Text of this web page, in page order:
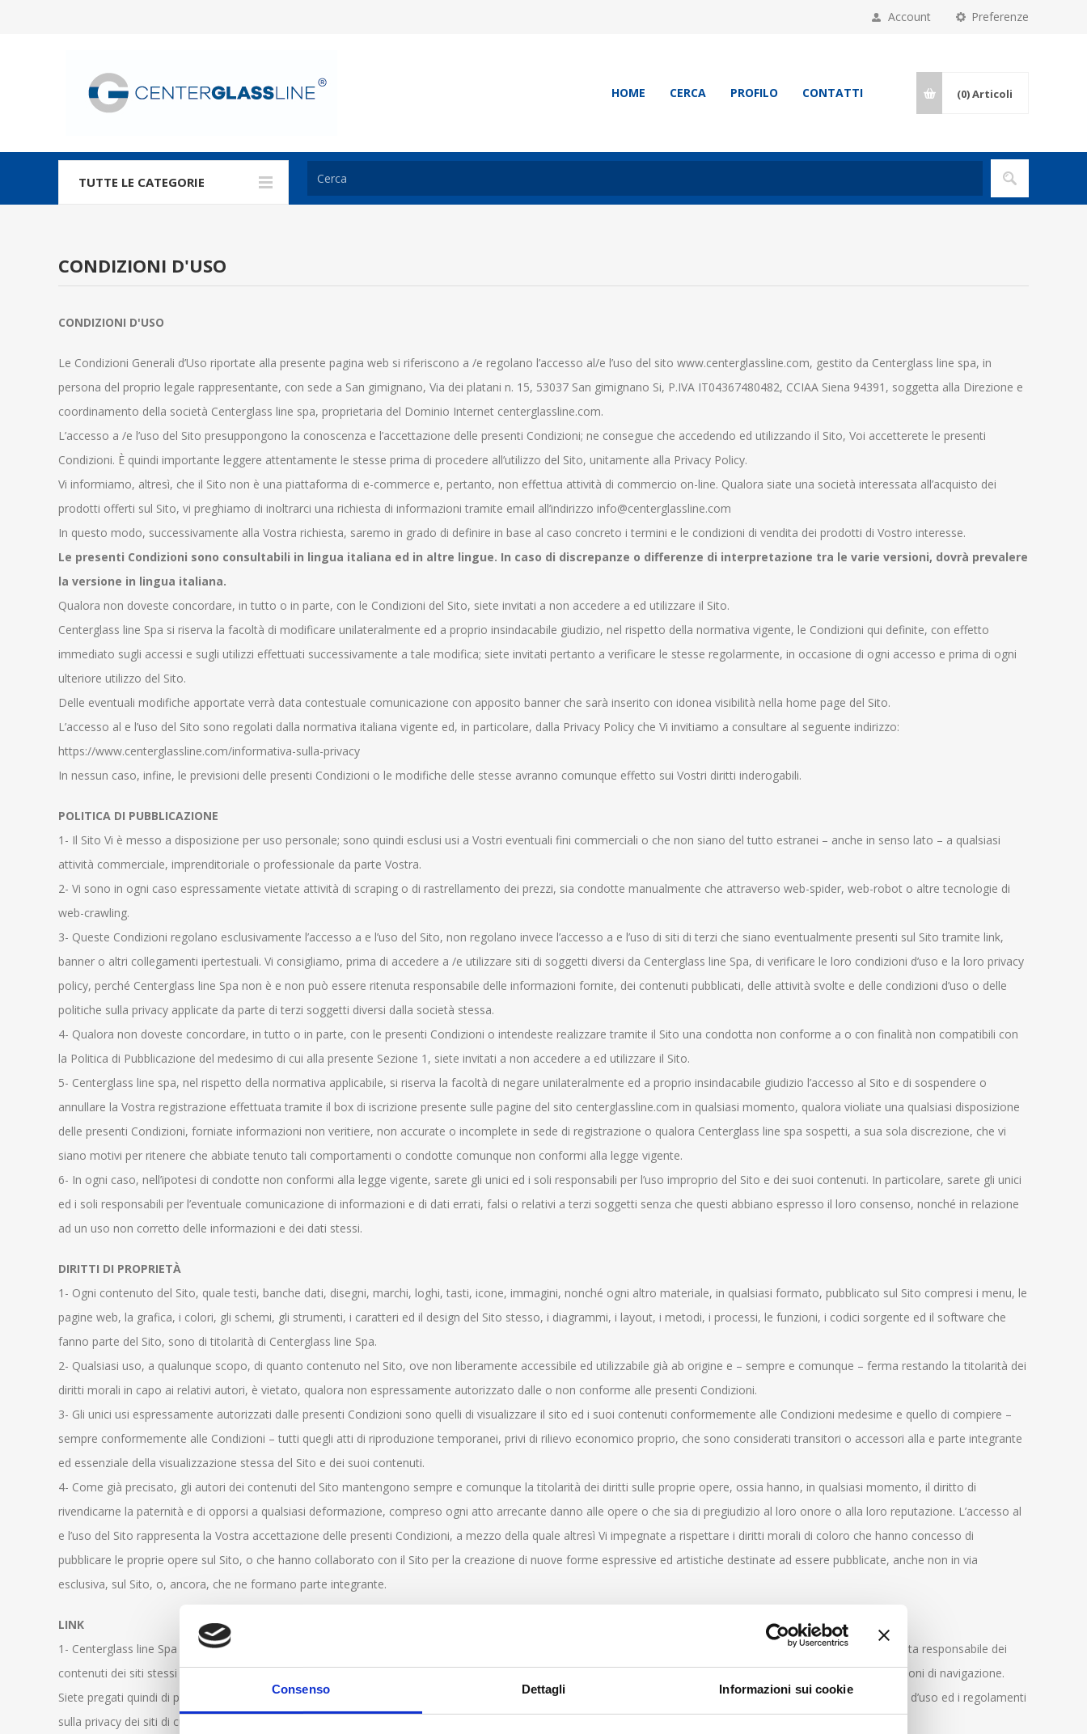
Consenso Dettagli Informazioni sui cookie
Preferenze
Account
HOME CERCA PROFILO CONTATTI (0)Articoli
TUTTE LE CATEGORIE
CONDIZIONI D'USO
CONDIZIONI D'USO
Le Condizioni Generali d’Uso riportate alla presente pagina web si riferiscono a /e regolano l’accesso al/e l’uso del sito www.centerglassline.com, gestito da Centerglass line spa, in
persona del proprio legale rappresentante, con sede a San gimignano, Via dei platani n. 15, 53037 San gimignano Si, P.IVA IT04367480482, CCIAA Siena 94391, soggetta alla Direzione e
coordinamento della società Centerglass line spa, proprietaria del Dominio Internet centerglassline.com.
L’accesso a /e l’uso del Sito presuppongono la conoscenza e l’accettazione delle presenti Condizioni; ne consegue che accedendo ed utilizzando il Sito, Voi accetterete le presenti
Condizioni. È quindi importante leggere attentamente le stesse prima di procedere all’utilizzo del Sito, unitamente alla Privacy Policy.
Vi informiamo, altresì, che il Sito non è una piattaforma di e-commerce e, pertanto, non effettua attività di commercio on-line. Qualora siate una società interessata all’acquisto dei
prodotti offerti sul Sito, vi preghiamo di inoltrarci una richiesta di informazioni tramite email all’indirizzo info@centerglassline.com
In questo modo, successivamente alla Vostra richiesta, saremo in grado di definire in base al caso concreto i termini e le condizioni di vendita dei prodotti di Vostro interesse.
Le presenti Condizioni sono consultabili in lingua italiana ed in altre lingue. In caso di discrepanze o differenze di interpretazione tra le varie versioni, dovrà prevalere
la versione in lingua italiana.
Qualora non doveste concordare, in tutto o in parte, con le Condizioni del Sito, siete invitati a non accedere a ed utilizzare il Sito.
Centerglass line Spa si riserva la facoltà di modificare unilateralmente ed a proprio insindacabile giudizio, nel rispetto della normativa vigente, le Condizioni qui definite, con effetto
immediato sugli accessi e sugli utilizzi effettuati successivamente a tale modifica; siete invitati pertanto a verificare le stesse regolarmente, in occasione di ogni accesso e prima di ogni
ulteriore utilizzo del Sito.
Delle eventuali modifiche apportate verrà data contestuale comunicazione con apposito banner che sarà inserito con idonea visibilità nella home page del Sito.
L’accesso al e l’uso del Sito sono regolati dalla normativa italiana vigente ed, in particolare, dalla Privacy Policy che Vi invitiamo a consultare al seguente indirizzo:
https://www.centerglassline.com/informativa-sulla-privacy
In nessun caso, infine, le previsioni delle presenti Condizioni o le modifiche delle stesse avranno comunque effetto sui Vostri diritti inderogabili.
POLITICA DI PUBBLICAZIONE
1- Il Sito Vi è messo a disposizione per uso personale; sono quindi esclusi usi a Vostri eventuali fini commerciali o che non siano del tutto estranei – anche in senso lato – a qualsiasi
attività commerciale, imprenditoriale o professionale da parte Vostra.
2- Vi sono in ogni caso espressamente vietate attività di scraping o di rastrellamento dei prezzi, sia condotte manualmente che attraverso web-spider, web-robot o altre tecnologie di
web-crawling.
3- Queste Condizioni regolano esclusivamente l’accesso a e l’uso del Sito, non regolano invece l’accesso a e l’uso di siti di terzi che siano eventualmente presenti sul Sito tramite link,
banner o altri collegamenti ipertestuali. Vi consigliamo, prima di accedere a /e utilizzare siti di soggetti diversi da Centerglass line Spa, di verificare le loro condizioni d’uso e la loro privacy
policy, perché Centerglass line Spa non è e non può essere ritenuta responsabile delle informazioni fornite, dei contenuti pubblicati, delle attività svolte e delle condizioni d’uso o delle
politiche sulla privacy applicate da parte di terzi soggetti diversi dalla società stessa.
4- Qualora non doveste concordare, in tutto o in parte, con le presenti Condizioni o intendeste realizzare tramite il Sito una condotta non conforme a o con finalità non compatibili con
la Politica di Pubblicazione del medesimo di cui alla presente Sezione 1, siete invitati a non accedere a ed utilizzare il Sito.
5- Centerglass line spa, nel rispetto della normativa applicabile, si riserva la facoltà di negare unilateralmente ed a proprio insindacabile giudizio l’accesso al Sito e di sospendere o
annullare la Vostra registrazione effettuata tramite il box di iscrizione presente sulle pagine del sito centerglassline.com in qualsiasi momento, qualora violiate una qualsiasi disposizione
delle presenti Condizioni, forniate informazioni non veritiere, non accurate o incomplete in sede di registrazione o qualora Centerglass line spa sospetti, a sua sola discrezione, che vi
siano motivi per ritenere che abbiate tenuto tali comportamenti o condotte comunque non conformi alla legge vigente.
6- In ogni caso, nell’ipotesi di condotte non conformi alla legge vigente, sarete gli unici ed i soli responsabili per l’uso improprio del Sito e dei suoi contenuti. In particolare, sarete gli unici
ed i soli responsabili per l’eventuale comunicazione di informazioni e di dati errati, falsi o relativi a terzi soggetti senza che questi abbiano espresso il loro consenso, nonché in relazione
ad un uso non corretto delle informazioni e dei dati stessi.
DIRITTI DI PROPRIETÀ
1- Ogni contenuto del Sito, quale testi, banche dati, disegni, marchi, loghi, tasti, icone, immagini, nonché ogni altro materiale, in qualsiasi formato, pubblicato sul Sito compresi i menu, le
pagine web, la grafica, i colori, gli schemi, gli strumenti, i caratteri ed il design del Sito stesso, i diagrammi, i layout, i metodi, i processi, le funzioni, i codici sorgente ed il software che
fanno parte del Sito, sono di titolarità di Centerglass line Spa.
2- Qualsiasi uso, a qualunque scopo, di quanto contenuto nel Sito, ove non liberamente accessibile ed utilizzabile già ab origine e – sempre e comunque – ferma restando la titolarità dei
diritti morali in capo ai relativi autori, è vietato, qualora non espressamente autorizzato dalle o non conforme alle presenti Condizioni.
3- Gli unici usi espressamente autorizzati dalle presenti Condizioni sono quelli di visualizzare il sito ed i suoi contenuti conformemente alle Condizioni medesime e quello di compiere –
sempre conformemente alle Condizioni – tutti quegli atti di riproduzione temporanei, privi di rilievo economico proprio, che sono considerati transitori o accessori alla e parte integrante
ed essenziale della visualizzazione stessa del Sito e dei suoi contenuti.
4- Come già precisato, gli autori dei contenuti del Sito mantengono sempre e comunque la titolarità dei diritti sulle proprie opere, ossia hanno, in qualsiasi momento, il diritto di
rivendicarne la paternità e di opporsi a qualsiasi deformazione, compreso ogni atto arrecante danno alle opere o che sia di pregiudizio al loro onore o alla loro reputazione. L’accesso al
e l’uso del Sito rappresenta la Vostra accettazione delle presenti Condizioni, a mezzo della quale altresì Vi impegnate a rispettare i diritti morali di coloro che hanno concesso di
pubblicare le proprie opere sul Sito, o che hanno collaborato con il Sito per la creazione di nuove forme espressive ed artistiche destinate ad essere pubblicate, anche non in via
esclusiva, sul Sito, o, ancora, che ne formano parte integrante.
LINK
1- Centerglass line Spa cercherà di rendere il più chiaro possibile che state lasciando le pagine web del Sito tramite detti link ad altri siti, ma non potrà essere ritenuta responsabile dei
contenuti dei siti stessi e delle regole da questi adottate anche con riguardo alla Vostra privacy ed al trattamento dei Vostri dati personali durante le Vostre operazioni di navigazione.
Siete pregati quindi di prestare attenzione qualora Vi colleghiate a queste pagine web tramite i link presenti sul Sito e di leggere attentamente le condizioni generali d’uso ed i regolamenti
sulla privacy dei siti di cui le pagine stesse fanno parte.